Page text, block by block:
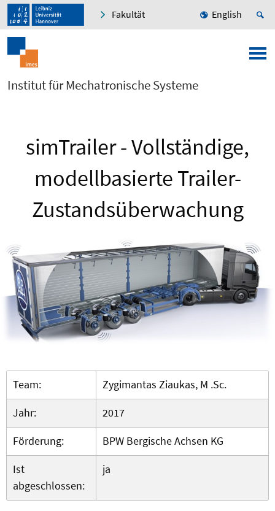
Fakultät English
Institut für Mechatronische Systeme
simTrailer - Vollständige,
modellbasierte Trailer-
Zustandsüberwachung
Team:
Zygimantas Ziaukas, M .Sc.
Jahr:
2017
Förderung:
BPW Bergische Achsen KG
Ist
abgeschlossen:
ja